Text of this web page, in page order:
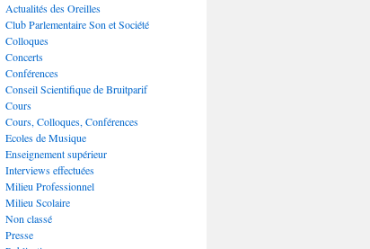
Actualités des Oreilles
Club Parlementaire Son et Société
Colloques
Concerts
Conférences
Conseil Scientifique de Bruitparif
Cours
Cours, Colloques, Conférences
Ecoles de Musique
Enseignement supérieur
Interviews effectuées
Milieu Professionnel
Milieu Scolaire
Non classé
Presse